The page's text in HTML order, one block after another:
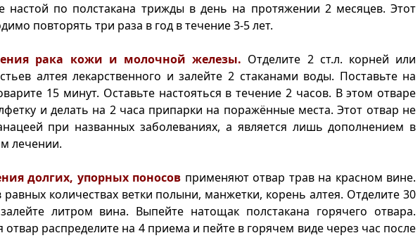
настой по полстакана трижды в день на протяжении 2 месяцев. Этот
повторять три раза в год в течение 3-5 лет.
рака кожи и молочной железы. Отделите 2 ст.л. корней или
алтея лекарственного и залейте 2 стаканами воды. Поставьте на
15 минут. Оставьте настояться в течение 2 часов. В этом отваре
и делать на 2 часа припарки на поражённые места. Этот отвар не
при названных заболеваниях, а является лишь дополнением в
лечении.
долгих, упорных поносов применяют отвар трав на красном вине.
количествах ветки полыни, манжетки, корень алтея. Отделите 30
литром вина. Выпейте натощак полстакана горячего отвара.
распределите на 4 приема и пейте в горячем виде через час после